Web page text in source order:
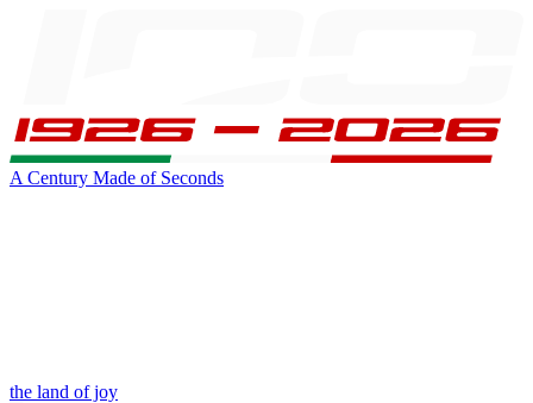
A Century Made of Seconds
the land of joy